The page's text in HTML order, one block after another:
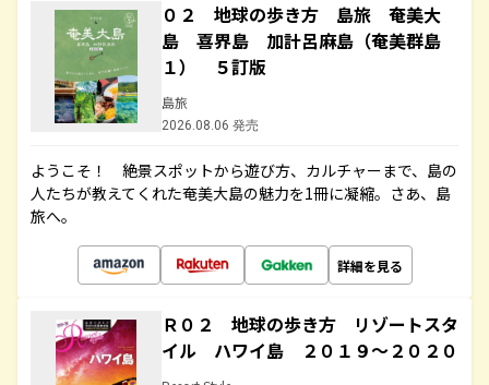
０２ 地球の歩き方 島旅 奄美大
島 喜界島 加計呂麻島（奄美群島
１） ５訂版
島旅
2026.08.06 発売
ようこそ！ 絶景スポットから遊び方、カルチャーまで、島の
人たちが教えてくれた奄美大島の魅力を1冊に凝縮。さあ、島
旅へ。
詳細を見る
Ｒ０２ 地球の歩き方 リゾートスタ
イル ハワイ島 ２０１９～２０２０